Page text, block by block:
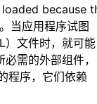
当应用程序试图
）文件时，就可能
需的外部组件，
程序，它们依赖